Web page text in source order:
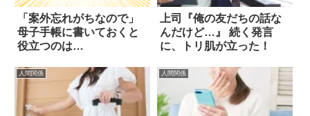
「案外忘れがちなので」
母子手帳に書いておくと
役立つのは…
上司『俺の友だちの話な
んだけど…』 続く発言
に、トリ肌が立った！
人間関係 人間関係